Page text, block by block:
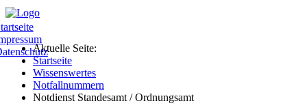
Aktuelle Seite:
Startseite
Wissenswertes
Notfallnummern
Notdienst Standesamt / Ordnungsamt